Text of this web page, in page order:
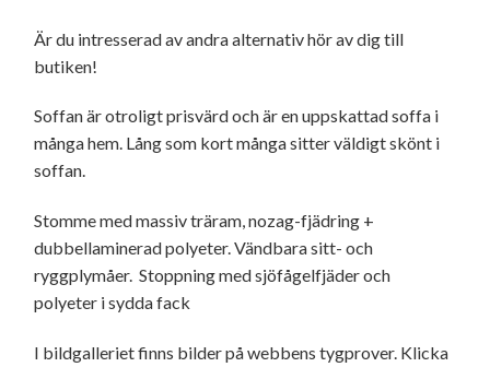
Är du intresserad av andra alternativ hör av dig till
butiken!
Soffan är otroligt prisvärd och är en uppskattad soffa i
många hem. Lång som kort många sitter väldigt skönt i
soffan.
Stomme med massiv träram, nozag-fjädring +
dubbellaminerad polyeter. Vändbara sitt- och
ryggplymåer. Stoppning med sjöfågelfjäder och
polyeter i sydda fack
I bildgalleriet finns bilder på webbens tygprover. Klicka